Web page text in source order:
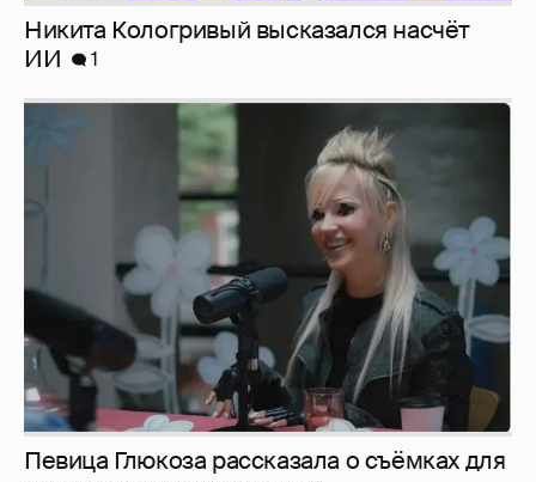
Певица Глюкоза рассказала о съёмках для
эротического журнала
3